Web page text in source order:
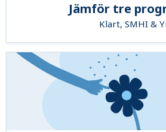
Jämför tre
Klart, SMHI &